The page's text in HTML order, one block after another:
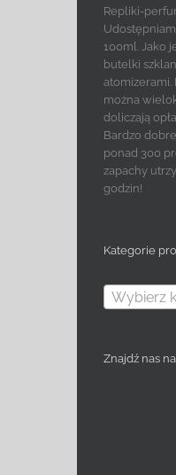
Repliki-
100ml. Jako
butelki
można
doliczają
Bardzo
ponad 300
zapachy
godzin!
Kategorie
Wybierz
Znajdź nas